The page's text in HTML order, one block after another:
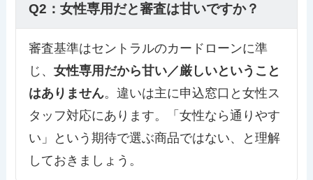
Q2：女性専用だと審査は甘いですか？
審査基準はセントラルのカードローンに準
じ、女性専用だから甘い／厳しいということ
はありません。違いは主に申込窓口と女性ス
タッフ対応にあります。「女性なら通りやす
い」という期待で選ぶ商品ではない、と理解
しておきましょう。